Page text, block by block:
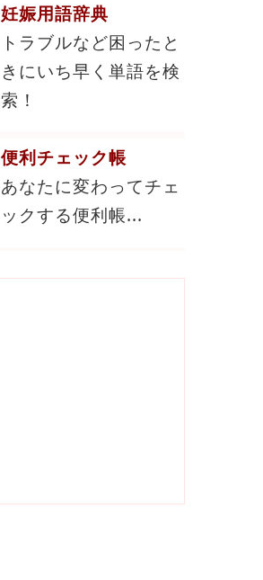
妊娠用語辞典
トラブルなど困ったと
きにいち早く単語を検
索！
便利チェック帳
あなたに変わってチェ
ックする便利帳...